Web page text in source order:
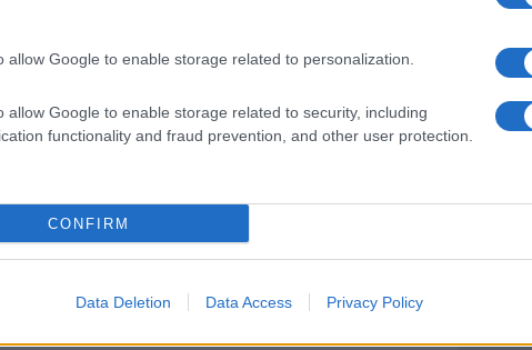
allow Google to enable storage related to personalization.
allow Google to enable storage related to security, including
functionality and fraud prevention, and other user protection.
CONFIRM
Data Deletion Data Access Privacy Policy
Sale Sharks 33-47 Leicester
Mai 2026
matchs